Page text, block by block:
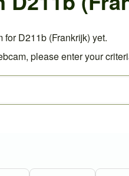
D211b (Frankrijk) yet.
please enter your